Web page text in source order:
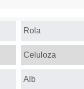
Rola
Celuloza
Alb